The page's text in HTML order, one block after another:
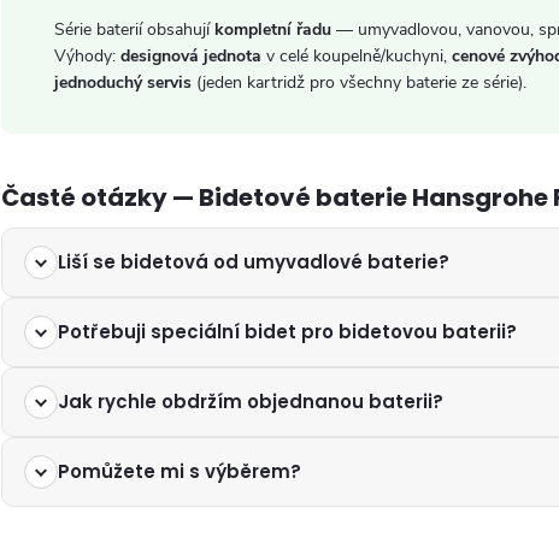
Série baterií obsahují kompletní řadu — umyvadlovou, vanovou,
Výhody: designová jednota v celé koupelně/kuchyni, cenové
jednoduchý servis (jeden kartridž pro všechny baterie ze série).
Časté otázky — Bidetové baterie Hansgrohe
Liší se bidetová od umyvadlové baterie?
Potřebuji speciální bidet pro bidetovou baterii?
Jak rychle obdržím objednanou baterii?
Pomůžete mi s výběrem?